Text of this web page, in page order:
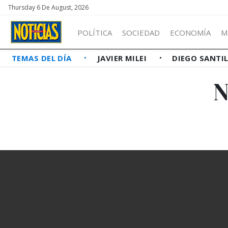
Thursday 6 De August, 2026
POLÍTICA SOCIEDAD ECONOMÍA
TEMAS DEL DÍA JAVIER MILEI DIEGO